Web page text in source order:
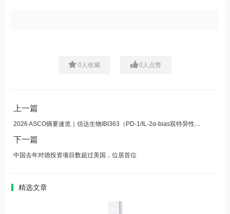
0 人收藏 0 人点赞
上一篇
2026 ASCO摘要速览｜信达生物IBI363（PD-1/IL-2α-bias双特异性融合蛋白）联合化疗一线治疗晚期NSCLC，初步PoC数据展现优异的疗效信号与良好的安全性
下一篇
中国去年对德投资项目数超过美国，位居首位
精选文章